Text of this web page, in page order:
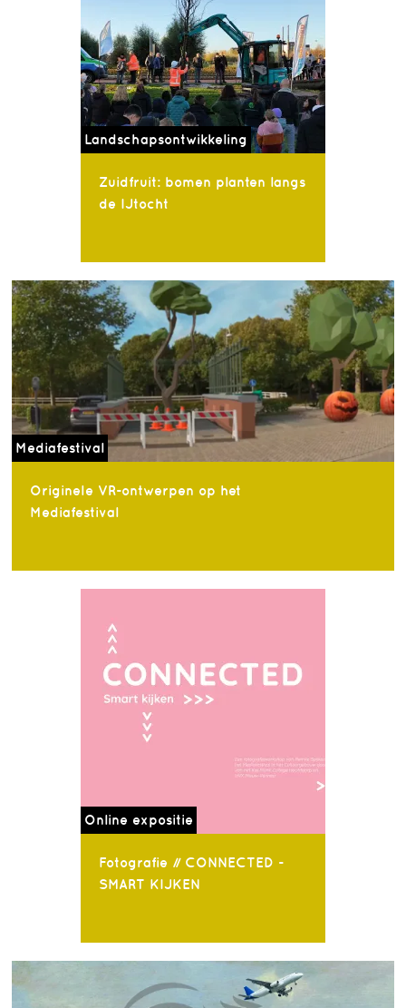
Landschapsontwikkeling
Zuidfruit: bomen planten langs
de IJtocht
Mediafestival
Originele VR-ontwerpen op het
Mediafestival
Online expositie
Fotografie // CONNECTED -
SMART KIJKEN